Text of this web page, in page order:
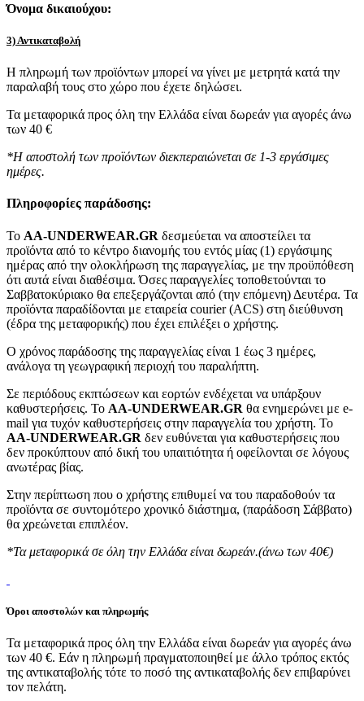
Όνομα δικαιούχου:
3) Αντικαταβολή
Η πληρωμή των προϊόντων μπορεί να γίνει με μετρητά κατά την
παραλαβή τους στο χώρο που έχετε δηλώσει.
Τα μεταφορικά προς όλη την Ελλάδα είναι δωρεάν για αγορές άνω
των 40 €
*Η αποστολή των προϊόντων διεκπεραιώνεται σε 1-3 εργάσιμες
ημέρες.
Πληροφορίες παράδοσης:
To AA-UNDERWEAR.GR δεσμεύεται να αποστείλει τα
προϊόντα από το κέντρο διανομής του εντός μίας (1) εργάσιμης
ημέρας από την ολοκλήρωση της παραγγελίας, με την προϋπόθεση
ότι αυτά είναι διαθέσιμα. Όσες παραγγελίες τοποθετούνται το
Σαββατοκύριακο θα επεξεργάζονται από (την επόμενη) Δευτέρα. Τα
προϊόντα παραδίδονται με εταιρεία courier (ACS) στη διεύθυνση
(έδρα της μεταφορικής) που έχει επιλέξει ο χρήστης.
Ο χρόνος παράδοσης της παραγγελίας είναι 1 έως 3 ημέρες,
ανάλογα τη γεωγραφική περιοχή του παραλήπτη.
Σε περιόδους εκπτώσεων και εορτών ενδέχεται να υπάρξουν
καθυστερήσεις. Το AA-UNDERWEAR.GR θα ενημερώνει με e-
mail για τυχόν καθυστερήσεις στην παραγγελία του χρήστη. Το
AA-UNDERWEAR.GR δεν ευθύνεται για καθυστερήσεις που
δεν προκύπτουν από δική του υπαιτιότητα ή οφείλονται σε λόγους
ανωτέρας βίας.
Στην περίπτωση που ο χρήστης επιθυμεί να του παραδοθούν τα
προϊόντα σε συντομότερο χρονικό διάστημα, (παράδοση Σάββατο)
θα χρεώνεται επιπλέον.
*Τα μεταφορικά σε όλη την Ελλάδα είναι δωρεάν.(άνω των 40€)
Όροι αποστολών και πληρωμής
Τα μεταφορικά προς όλη την Ελλάδα είναι δωρεάν για αγορές άνω
των 40 €. Εάν η πληρωμή πραγματοποιηθεί με άλλο τρόπος εκτός
της αντικαταβολής τότε το ποσό της αντικαταβολής δεν επιβαρύνει
τον πελάτη.